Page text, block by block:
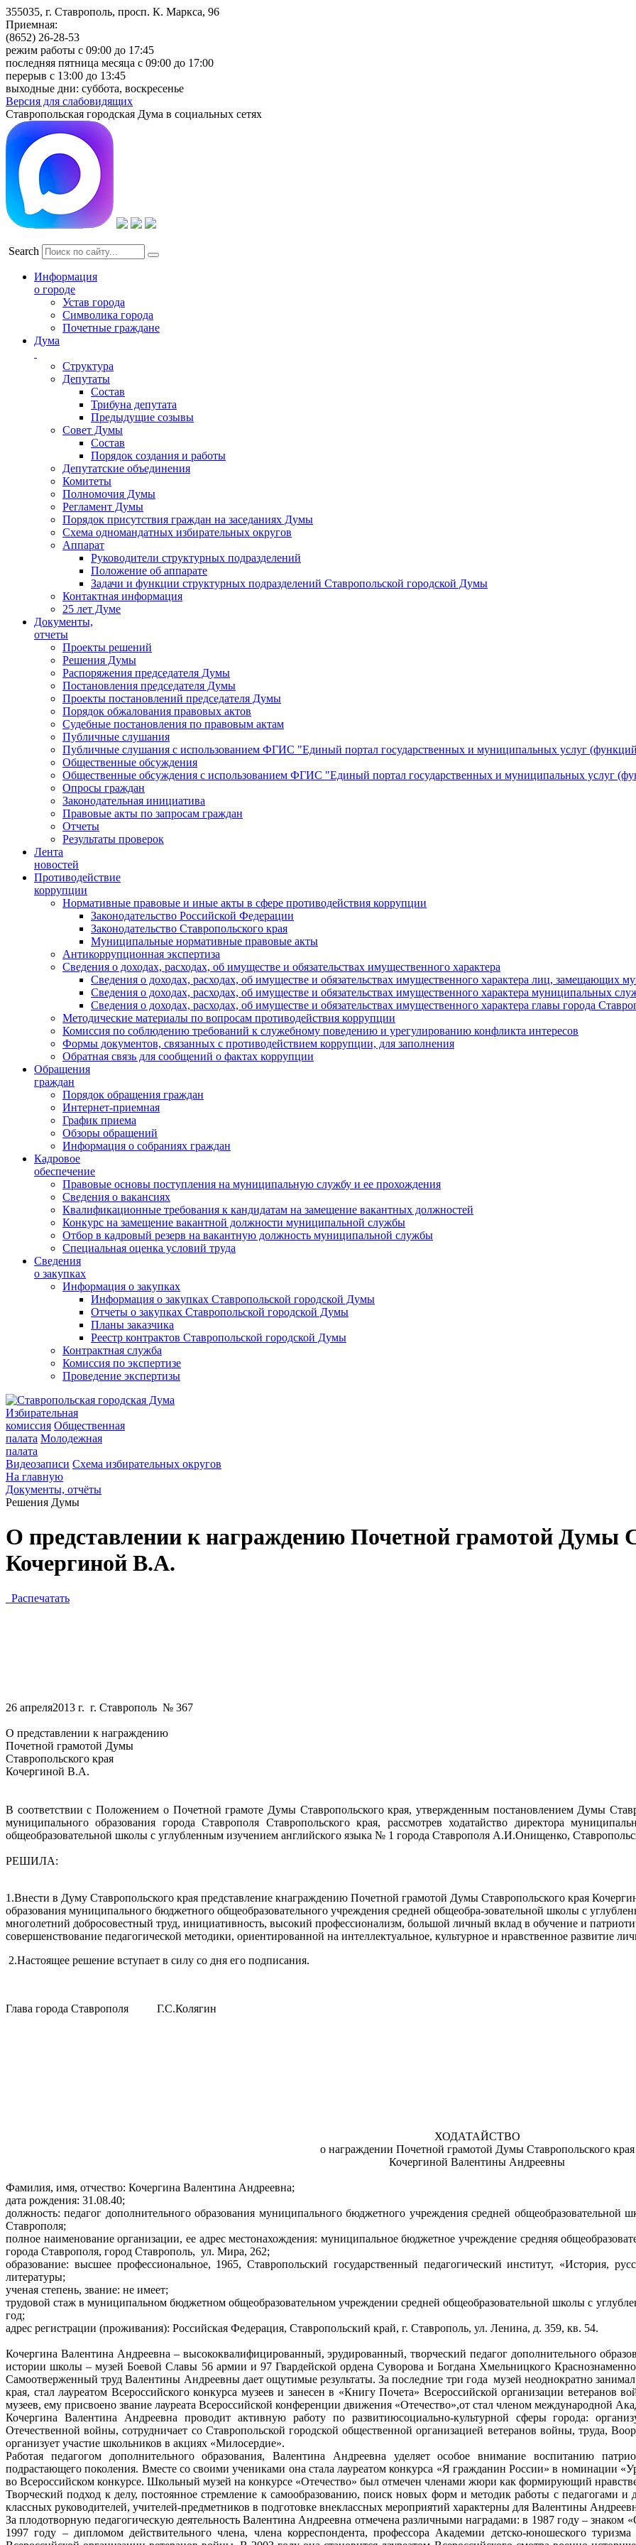
355035, г. Ставрополь, просп. К. Маркса, 96
Приемная:
(8652) 26-28-53
режим работы с 09:00 до 17:45
последняя пятница месяца с 09:00 до 17:00
перерыв с 13:00 до 13:45
выходные дни: суббота, воскресенье
Версия для слабовидящих
Ставропольская городская Дума в социальных сетях
Search
Информация
о городе
Устав города
Символика города
Почетные граждане
Дума
Структура
Депутаты
Состав
Трибуна депутата
Предыдущие созывы
Совет Думы
Состав
Порядок создания и работы
Депутатские объединения
Комитеты
Полномочия Думы
Регламент Думы
Порядок присутствия граждан на заседаниях Думы
Схема одномандатных избирательных округов
Аппарат
Руководители структурных подразделений
Положение об аппарате
Задачи и функции структурных подразделений Ставропольской городской Думы
Контактная информация
25 лет Думе
Документы,
отчеты
Проекты решений
Решения Думы
Распоряжения председателя Думы
Постановления председателя Думы
Проекты постановлений председателя Думы
Порядок обжалования правовых актов
Судебные постановления по правовым актам
Публичные слушания
Публичные слушания с использованием ФГИС "Единый портал государственных и муниципальных услуг
Общественные обсуждения
Общественные обсуждения с использованием ФГИС "Единый портал государственных и муниципальных услуг
Опросы граждан
Законодательная инициатива
Правовые акты по запросам граждан
Отчеты
Результаты проверок
Лента
новостей
Противодействие
коррупции
Нормативные правовые и иные акты в сфере противодействия коррупции
Законодательство Российской Федерации
Законодательство Ставропольского края
Муниципальные нормативные правовые акты
Антикоррупционная экспертиза
Сведения о доходах, расходах, об имуществе и обязательствах имущественного характера
Сведения о доходах, расходах, об имуществе и обязательствах имущественного характера лиц,
Сведения о доходах, расходах, об имуществе и обязательствах имущественного характера муниципальных
Сведения о доходах, расходах, об имуществе и обязательствах имущественного характера главы города
Методические материалы по вопросам противодействия коррупции
Комиссия по соблюдению требований к служебному поведению и урегулированию конфликта интересов
Формы документов, связанных с противодействием коррупции, для заполнения
Обратная связь для сообщений о фактах коррупции
Обращения
граждан
Порядок обращения граждан
Интернет-приемная
График приема
Обзоры обращений
Информация о собраниях граждан
Кадровое
обеспечение
Правовые основы поступления на муниципальную службу и ее прохождения
Сведения о вакансиях
Квалификационные требования к кандидатам на замещение вакантных должностей
Конкурс на замещение вакантной должности муниципальной службы
Отбор в кадровый резерв на вакантную должность муниципальной службы
Специальная оценка условий труда
Сведения
о закупках
Информация о закупках
Информация о закупках Ставропольской городской Думы
Отчеты о закупках Ставропольской городской Думы
Планы заказчика
Реестр контрактов Ставропольской городской Думы
Контрактная служба
Комиссия по экспертизе
Проведение экспертизы
Избирательная
комиссия Общественная
палата Молодежная
палата
Видеозаписи Схема избирательных округов
На главную
Документы, отчёты
Решения Думы
О представлении к награждению Почетной грамотой Думы
Кочергиной В.А.
Распечатать
26 апреля2013 г. г. Ставрополь № 367
О представлении к награждению
Почетной грамотой Думы
Ставропольского края
Кочергиной В.А.
В соответствии с Положением о Почетной грамоте Думы Ставропольского края, утвержденным постановлением Думы
муниципального образования города Ставрополя Ставропольского края, рассмотрев ходатайство директора
общеобразовательной школы с углубленным изучением английского языка № 1 города Ставрополя А.И.Онищенко,
РЕШИЛА:
1.Внести в Думу Ставропольского края представление кнаграждению Почетной грамотой Думы Ставропольского края
образования муниципального бюджетного общеобразовательного учреждения средней общеобра-зовательной школы с
многолетний добросовестный труд, инициативность, высокий профессионализм, большой личный вклад в обучение и
совершенствование педагогической методики, ориентированной на интеллектуальное, культурное и нравственное развитие
2.Настоящее решение вступает в силу со дня его подписания.
Глава города Ставрополя Г.С.Колягин
ХОДАТАЙСТВО
о награждении Почетной грамотой Думы Ставропольского края
Кочергиной Валентины Андреевны
Фамилия, имя, отчество: Кочергина Валентина Андреевна;
дата рождения: 31.08.40;
должность: педагог дополнительного образования муниципального бюджетного учреждения средней
Ставрополя;
полное наименование организации, ее адрес местонахождения: муниципальное бюджетное учреждение средняя
города Ставрополя, город Ставрополь, ул. Мира, 262;
образование: высшее профессиональное, 1965, Ставропольский государственный педагогический институт, «История,
литературы;
ученая степень, звание: не имеет;
трудовой стаж в муниципальном бюджетном общеобразовательном учреждении средней общеобразовательной школы с
год;
адрес регистрации (проживания): Российская Федерация, Ставропольский край, г. Ставрополь, ул. Ленина, д. 359, кв. 54.
Кочергина Валентина Андреевна – высококвалифицированный, эрудированный, творческий педагог дополнительного
истории школы – музей Боевой Славы 56 армии и 97 Гвардейской ордена Суворова и Богдана Хмельницкого
Самоотверженный труд Валентины Андреевны дает ощутимые результаты. За последние три года музей неоднократно
края, стал лауреатом Всероссийского конкурса музеев и занесен в «Книгу Почета» Всероссийской организации ветеранов
музеев, ему присвоено звание лауреата Всероссийской конференции движения «Отечество»,от стал членом международной
Кочергина Валентина Андреевна проводит активную работу по развитиюсоциально-культурной сферы города:
Отечественной войны, сотрудничает со Ставропольской городской общественной организацией ветеранов войны, труда,
организует участие школьников в акциях «Милосердие».
Работая педагогом дополнительного образования, Валентина Андреевна уделяет особое внимание воспитанию
подрастающего поколения. Вместе со своими учениками она стала лауреатом конкурса «Я гражданин России» в номинации
во Всероссийском конкурсе. Школьный музей на конкурсе «Отечество» был отмечен членами жюри как формирующий
Творческий подход к делу, постоянное стремление к самообразованию, поиск новых форм и методик работы с педагогами и
классных руководителей, учителей-предметников в подготовке внеклассных мероприятий характерны для Валентины
За плодотворную педагогическую деятельность Валентина Андреевна отмечена различными наградами: в 1987 году – знаком
1997 году – дипломом действительного члена, члена корреспондента, профессора Академии детско-юношеского